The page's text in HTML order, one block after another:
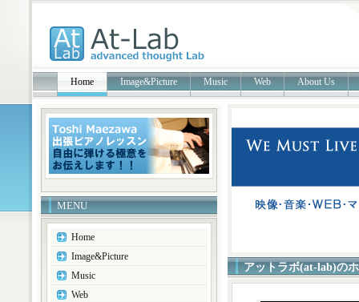
Home Image&Picture Music Web About Us
アットラボ(at-lab)の
MENU
Home
Image&Picture
Music
Web